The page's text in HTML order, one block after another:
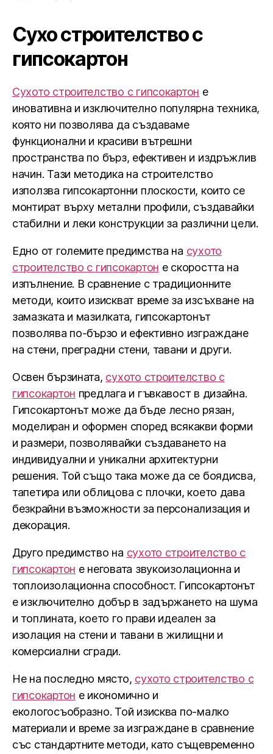
Сухо строителство с
гипсокартон
Сухото строителство с гипсокартон е
иновативна и изключително популярна техника,
която ни позволява да създаваме
функционални и красиви вътрешни
пространства по бърз, ефективен и издръжлив
начин. Тази методика на строителство
използва гипсокартонни плоскости, които се
монтират върху метални профили, създавайки
стабилни и леки конструкции за различни цели.
Едно от големите предимства на сухото
строителство с гипсокартон е скоростта на
изпълнение. В сравнение с традиционните
методи, които изискват време за изсъхване на
замазката и мазилката, гипсокартонът
позволява по-бързо и ефективно изграждане
на стени, преградни стени, тавани и други.
Освен бързината, сухото строителство с
гипсокартон предлага и гъвкавост в дизайна.
Гипсокартонът може да бъде лесно рязан,
моделиран и оформен според всякакви форми
и размери, позволявайки създаването на
индивидуални и уникални архитектурни
решения. Той също така може да се боядисва,
тапетира или облицова с плочки, което дава
безкрайни възможности за персонализация и
декорация.
Друго предимство на сухото строителство с
гипсокартон е неговата звукоизолационна и
топлоизолационна способност. Гипсокартонът
е изключително добър в задържането на шума
и топлината, което го прави идеален за
изолация на стени и тавани в жилищни и
комерсиални сгради.
Не на последно място, сухото строителство с
гипсокартон е икономично и
екологосъобразно. Той изисква по-малко
материали и време за изграждане в сравнение
със стандартните методи, като същевременно